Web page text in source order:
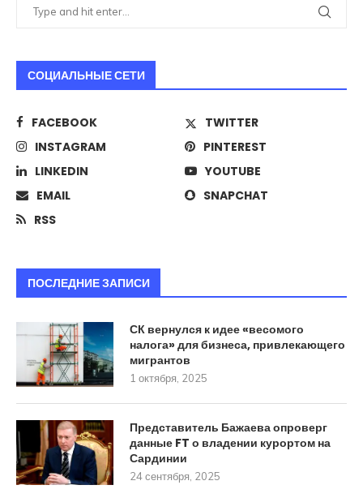
СОЦИАЛЬНЫЕ СЕТИ
FACEBOOK
TWITTER
INSTAGRAM
PINTEREST
LINKEDIN
YOUTUBE
EMAIL
SNAPCHAT
RSS
ПОСЛЕДНИЕ ЗАПИСИ
СК вернулся к идее «весомого
налога» для бизнеса, привлекающего
мигрантов
1 октября, 2025
Представитель Бажаева опроверг
данные FT о владении курортом на
Сардинии
24 сентября, 2025